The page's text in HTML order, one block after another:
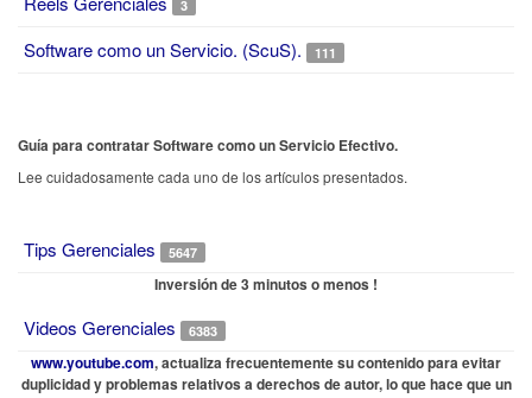
3
Software como un Servicio. (ScuS). 111
Guía para contratar Software como un Servicio Efectivo.
Lee cuidadosamente cada uno de los artículos presentados.
Tips Gerenciales 5647
Inversión de 3 minutos o menos !
Videos Gerenciales 6383
www.youtube.com, actualiza frecuentemente su contenido para evitar
duplicidad y problemas relativos a derechos de autor, lo que hace que un